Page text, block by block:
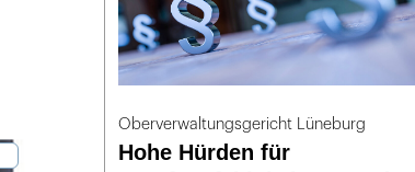
Oberverwaltungsgericht Lüneburg
Hohe Hürden für